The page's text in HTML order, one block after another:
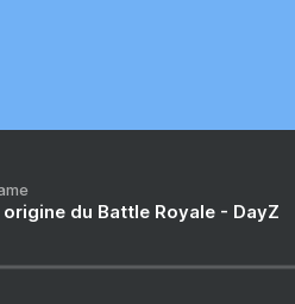
du Battle Royale - DayZ